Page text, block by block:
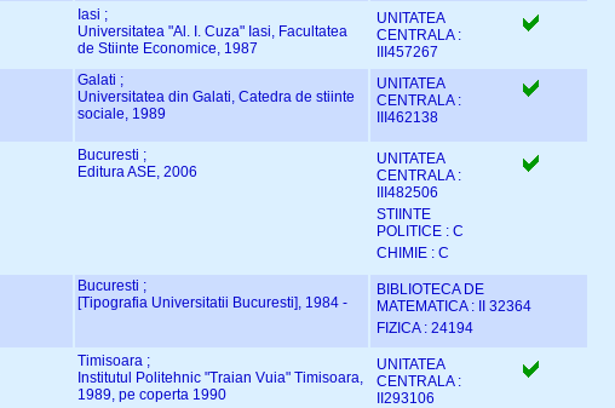
Iasi ;
Universitatea "Al. I. Cuza" Iasi, Facultatea
de Stiinte Economice, 1987
UNITATEA
CENTRALA :
III457267
Galati ;
Universitatea din Galati, Catedra de stiinte
sociale, 1989
UNITATEA
CENTRALA :
III462138
Bucuresti ;
Editura ASE, 2006
UNITATEA
CENTRALA :
III482506
STIINTE
POLITICE : C
CHIMIE : C
Bucuresti ;
[Tipografia Universitatii Bucuresti], 1984 -
BIBLIOTECA DE
MATEMATICA : II 32364
FIZICA : 24194
Timisoara ;
Institutul Politehnic "Traian Vuia" Timisoara,
1989, pe coperta 1990
UNITATEA
CENTRALA :
II293106